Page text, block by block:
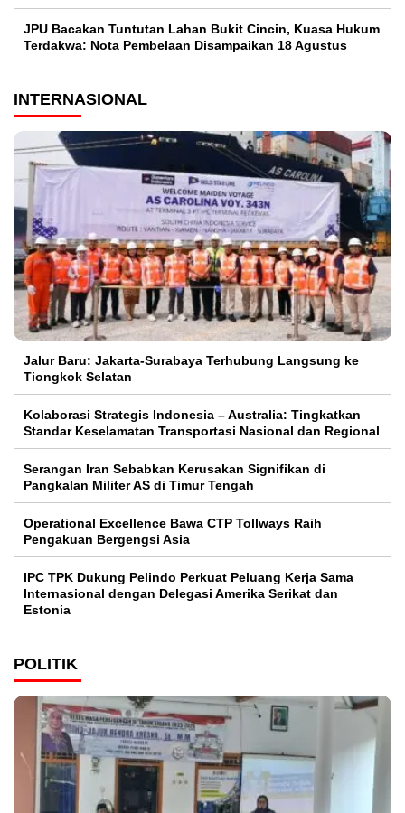
JPU Bacakan Tuntutan Lahan Bukit Cincin, Kuasa Hukum
Terdakwa: Nota Pembelaan Disampaikan 18 Agustus
INTERNASIONAL
Jalur Baru: Jakarta-Surabaya Terhubung Langsung ke
Tiongkok Selatan
Kolaborasi Strategis Indonesia – Australia: Tingkatkan
Standar Keselamatan Transportasi Nasional dan Regional
Serangan Iran Sebabkan Kerusakan Signifikan di
Pangkalan Militer AS di Timur Tengah
Operational Excellence Bawa CTP Tollways Raih
Pengakuan Bergengsi Asia
IPC TPK Dukung Pelindo Perkuat Peluang Kerja Sama
Internasional dengan Delegasi Amerika Serikat dan
Estonia
POLITIK